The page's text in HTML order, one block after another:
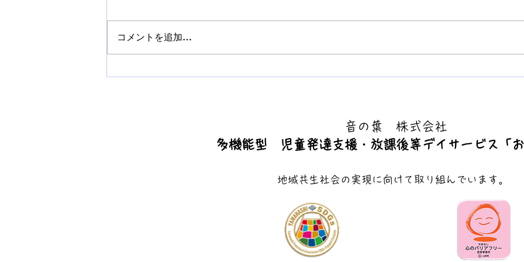
コメントを追加…
​音の葉 株式会社
多機能型 児童発達支援・放課後等デイサービス「
地域共生社会の実現に向けて取り組んでいます。